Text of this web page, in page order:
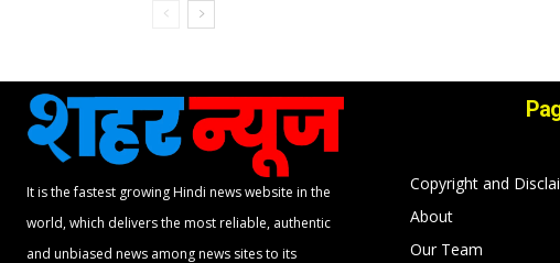
It is the fastest growing Hindi news website in the
world, which delivers the most reliable, authentic
and unbiased news among news sites to its
Copyright and
About
Our Team